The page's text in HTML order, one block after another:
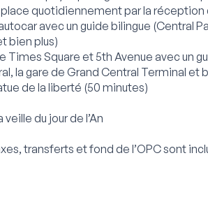
quotidiennement par la réception
avec un guide bilingue (Central
bien plus)
Times Square et 5th Avenue avec un
la gare de Grand Central Terminal et
de la liberté (50 minutes)
du jour de l’An
transferts et fond de l’OPC sont